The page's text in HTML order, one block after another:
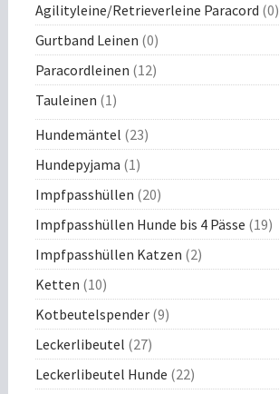
Agilityleine/Retrieverleine Paracord (0)
Gurtband Leinen (0)
Paracordleinen (12)
Tauleinen (1)
Hundemäntel (23)
Hundepyjama (1)
Impfpasshüllen (20)
Impfpasshüllen Hunde bis 4 Pässe (19)
Impfpasshüllen Katzen (2)
Ketten (10)
Kotbeutelspender (9)
Leckerlibeutel (27)
Leckerlibeutel Hunde (22)